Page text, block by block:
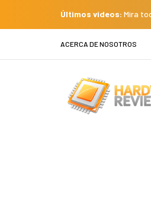
Últimos videos: Mira
ACERCA DE NOSOTROS